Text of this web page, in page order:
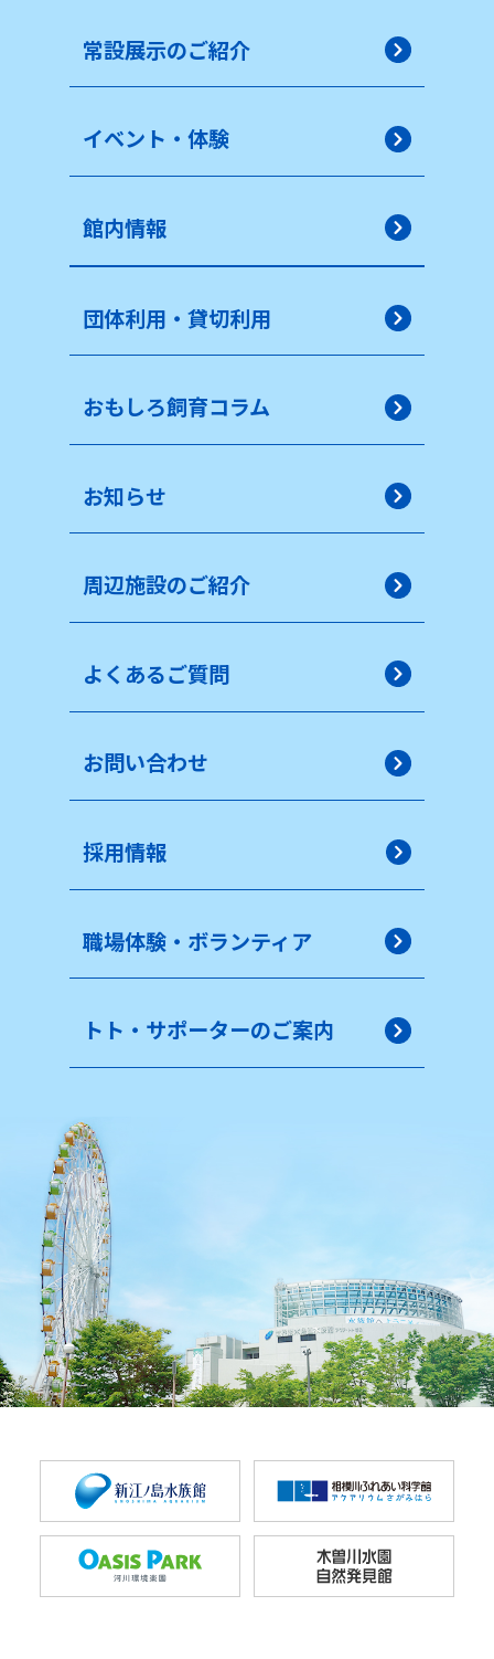
常設展示のご紹介
イベント・体験
館内情報
団体利用・貸切利用
おもしろ飼育コラム
お知らせ
周辺施設のご紹介
よくあるご質問
お問い合わせ
採用情報
職場体験・ボランティア
トト・サポーターのご案内